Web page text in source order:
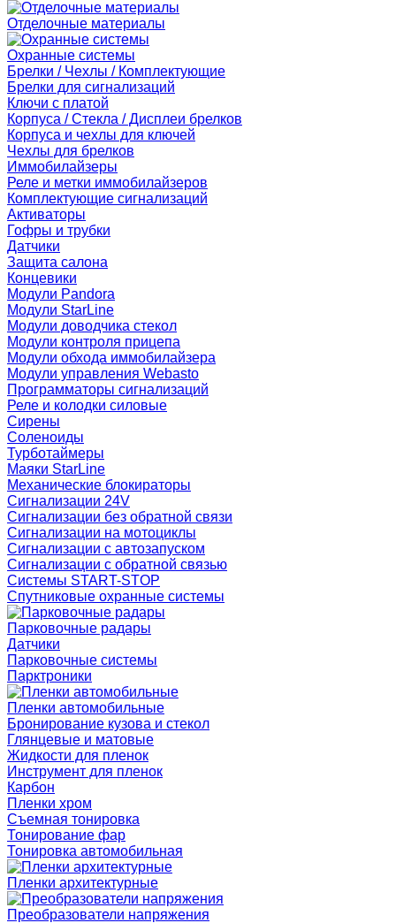
Отделочные материалы
Охранные системы
Брелки / Чехлы / Комплектующие
Брелки для сигнализаций
Ключи с платой
Корпуса / Стекла / Дисплеи брелков
Корпуса и чехлы для ключей
Чехлы для брелков
Иммобилайзеры
Реле и метки иммобилайзеров
Комплектующие сигнализаций
Активаторы
Гофры и трубки
Датчики
Защита салона
Концевики
Модули Pandora
Модули StarLine
Модули доводчика стекол
Модули контроля прицепа
Модули обхода иммобилайзера
Модули управления Webasto
Программаторы сигнализаций
Реле и колодки силовые
Сирены
Соленоиды
Турботаймеры
Маяки StarLine
Механические блокираторы
Сигнализации 24V
Сигнализации без обратной связи
Сигнализации на мотоциклы
Сигнализации с автозапуском
Сигнализации с обратной связью
Системы START-STOP
Спутниковые охранные системы
Парковочные радары
Датчики
Парковочные системы
Парктроники
Пленки автомобильные
Бронирование кузова и стекол
Глянцевые и матовые
Жидкости для пленок
Инструмент для пленок
Карбон
Пленки хром
Съемная тонировка
Тонирование фар
Тонировка автомобильная
Пленки архитектурные
Преобразователи напряжения